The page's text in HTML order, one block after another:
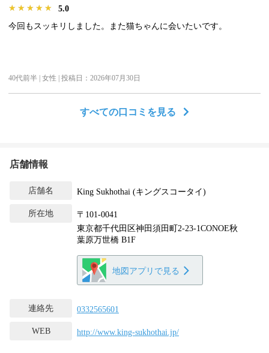
★★★★★
★★★★★
★★★★★
5.0
今回もスッキリしました。また猫ちゃんに会いたいです。
40代前半 | 女性 | 投稿日：2026年07月30日
すべての口コミを見る
店舗情報
店舗名 King Sukhothai (キングスコータイ)
所在地
〒101-0041
東京都千代田区神田須田町2-23-1CONOE秋
葉原万世橋 B1F
地図アプリで見る
連絡先 0332565601
WEB http://www.king-sukhothai.jp/